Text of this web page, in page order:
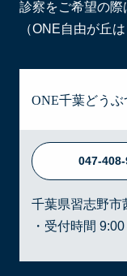
診察をご希望の際
（ONE自由が丘
ONE千葉どう
047-
千葉県習志野市
・受付時間